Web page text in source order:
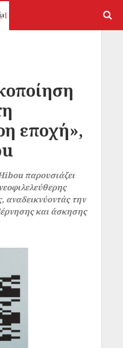
εποχή»,
παρουσιάζει
αναδεικνύοντάς την
και άσκησης